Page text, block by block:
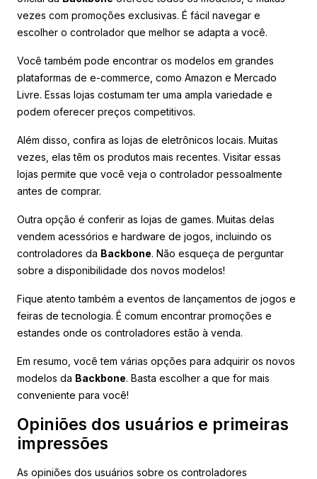
vezes com promoções exclusivas. É fácil navegar e
escolher o controlador que melhor se adapta a você.
Você também pode encontrar os modelos em grandes
plataformas de e-commerce, como Amazon e Mercado
Livre. Essas lojas costumam ter uma ampla variedade e
podem oferecer preços competitivos.
Além disso, confira as lojas de eletrônicos locais. Muitas
vezes, elas têm os produtos mais recentes. Visitar essas
lojas permite que você veja o controlador pessoalmente
antes de comprar.
Outra opção é conferir as lojas de games. Muitas delas
vendem acessórios e hardware de jogos, incluindo os
controladores da Backbone. Não esqueça de perguntar
sobre a disponibilidade dos novos modelos!
Fique atento também a eventos de lançamentos de jogos e
feiras de tecnologia. É comum encontrar promoções e
estandes onde os controladores estão à venda.
Em resumo, você tem várias opções para adquirir os novos
modelos da Backbone. Basta escolher a que for mais
conveniente para você!
Opiniões dos usuários e primeiras
impressões
As opiniões dos usuários sobre os controladores